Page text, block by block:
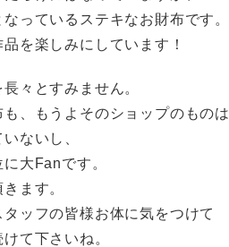
っているステキなお財布です。
を楽しみにしています！
々とすみません。
、もうよそのショップのものは
ないし、
大Fanです。
ます。
ッフの皆様お体に気をつけて
て下さいね。